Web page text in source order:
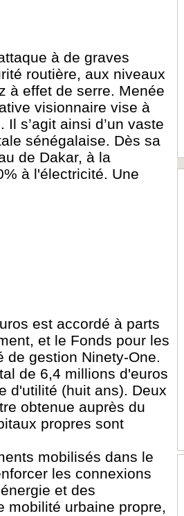
à de graves
routière, aux niveaux
à effet de serre. Menée
visionnaire vise à
s’agit ainsi d’un vaste
sénégalaise. Dès sa
de Dakar, à ​​la
à l'électricité. Une
est accordé à parts
et le Fonds pour les
de gestion Ninety-One.
de 6,4 millions d'euros
d'utilité (huit ans). Deux
obtenue auprès du
propres sont
mobilisés dans le
les connexions
et des
mobilité urbaine propre,